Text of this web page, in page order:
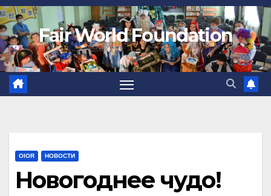
Fair World Foundation
OIOR НОВОСТИ
Новогоднее чудо!